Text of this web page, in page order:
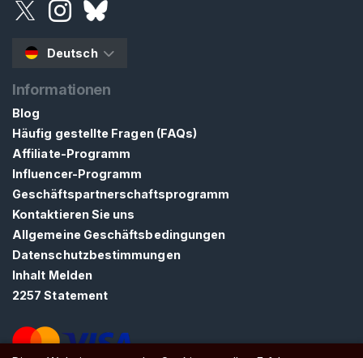
Deutsch
Informationen
Blog
Häufig gestellte Fragen (FAQs)
Affiliate-Programm
Influencer-Programm
Geschäftspartnerschaftsprogramm
Kontaktieren Sie uns
Allgemeine Geschäftsbedingungen
Datenschutzbestimmungen
Inhalt Melden
2257 Statement
n
a
t
F
u
r
z
v
e
r
e
h
r
n